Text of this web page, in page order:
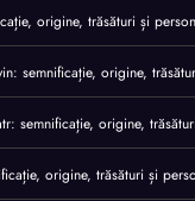
origine, trăsături și
semnificație, origine,
semnificație, origine,
origine, trăsături și